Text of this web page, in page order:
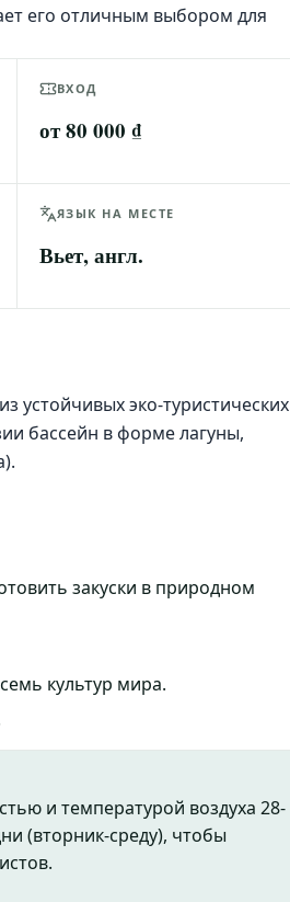
его отличным выбором для
ВХОД
от 80 000 ₫
ЯЗЫК НА МЕСТЕ
Вьет, англ.
устойчивых эко-туристических
бассейн в форме лагуны,
закуски в природном
культур мира.
и температурой воздуха 28-
(вторник-среду), чтобы